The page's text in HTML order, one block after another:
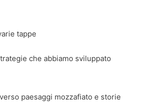
tappe
che abbiamo sviluppato
paesaggi mozzafiato e storie